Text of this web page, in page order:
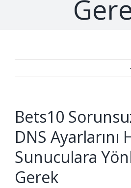
Bets10
DNS Ayarlarını
Sunuculara
Gerek